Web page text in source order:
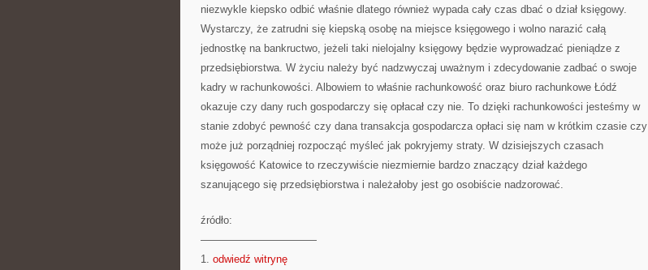
niezwykle kiepsko odbić właśnie dlatego również wypada cały czas dbać o dział księgowy.
Wystarczy, że zatrudni się kiepską osobę na miejsce księgowego i wolno narazić całą
jednostkę na bankructwo, jeżeli taki nielojalny księgowy będzie wyprowadzać pieniądze z
przedsiębiorstwa. W życiu należy być nadzwyczaj uważnym i zdecydowanie zadbać o swoje
kadry w rachunkowości. Albowiem to właśnie rachunkowość oraz biuro rachunkowe Łódź
okazuje czy dany ruch gospodarczy się opłacał czy nie. To dzięki rachunkowości jesteśmy w
stanie zdobyć pewność czy dana transakcja gospodarcza opłaci się nam w krótkim czasie czy
może już porządniej rozpocząć myśleć jak pokryjemy straty. W dzisiejszych czasach
księgowość Katowice to rzeczywiście niezmiernie bardzo znaczący dział każdego
szanującego się przedsiębiorstwa i należałoby jest go osobiście nadzorować.
źródło:
———————————
1. odwiedź witrynę